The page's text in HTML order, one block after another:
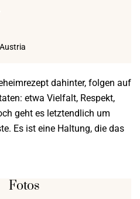
dahinter, folgen auf
etwa Vielfalt, Respekt,
geht es letztendlich um
Es ist eine Haltung, die das
Fotos